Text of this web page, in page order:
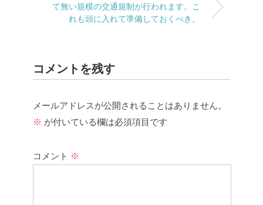
て無い規模の交通規制が行われます。こ
れも頭に入れて準備しておくべき。
コメントを残す
メールアドレスが公開されることはありません。
※ が付いている欄は必須項目です
コメント ※